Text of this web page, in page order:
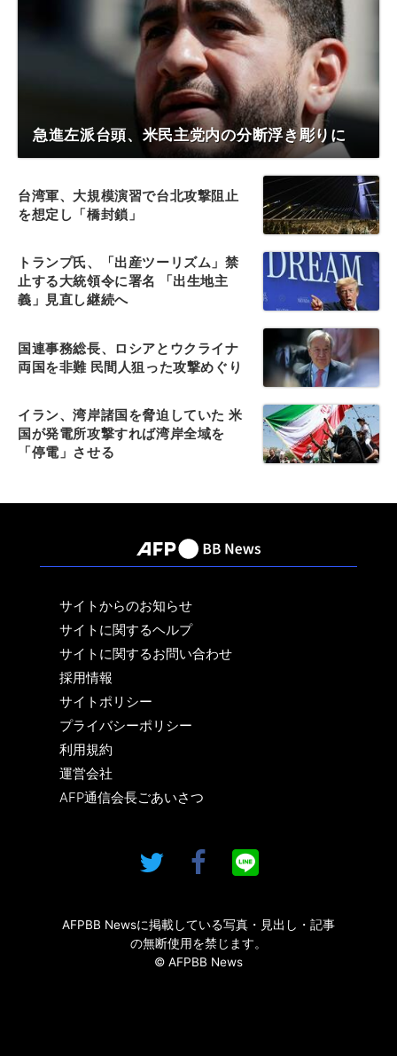
急進左派台頭、米民主党内の分断浮き彫りに
台湾軍、大規模演習で台北攻撃阻止
を想定し「橋封鎖」
トランプ氏、「出産ツーリズム」禁
止する大統領令に署名 「出生地主
義」見直し継続へ
国連事務総長、ロシアとウクライナ
両国を非難 民間人狙った攻撃めぐり
イラン、湾岸諸国を脅迫していた 米
国が発電所攻撃すれば湾岸全域を
「停電」させる
サイトからのお知らせ
サイトに関するヘルプ
サイトに関するお問い合わせ
採用情報
サイトポリシー
プライバシーポリシー
利用規約
運営会社
AFP通信会長ごあいさつ
AFPBB Newsに掲載している写真・見出し・記事
の無断使用を禁じます。
© AFPBB News